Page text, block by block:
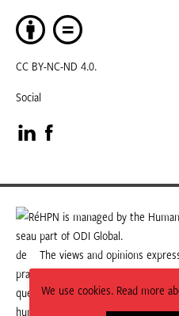
We use cookies. Read more
CC BY-NC-ND 4.0.
Social
Visit
our
LinkedIn
page
Visit
our
Facebook
page
HPN is managed by the
part of ODI Global.
The views and opinions
necessarily state or reflect